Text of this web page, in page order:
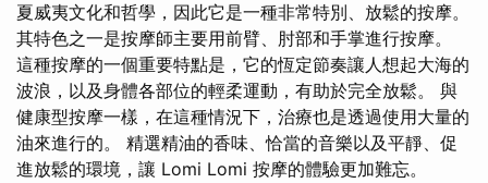
夏威夷文化和哲學，因此它是一種非常特別、放鬆的按摩。
其特色之一是按摩師主要用前臂、肘部和手掌進行按摩。
這種按摩的一個重要特點是，它的恆定節奏讓人想起大海的
波浪，以及身體各部位的輕柔運動，有助於完全放鬆。 與
健康型按摩一樣，在這種情況下，治療也是透過使用大量的
油來進行的。 精選精油的香味、恰當的音樂以及平靜、促
進放鬆的環境，讓 Lomi Lomi 按摩的體驗更加難忘。